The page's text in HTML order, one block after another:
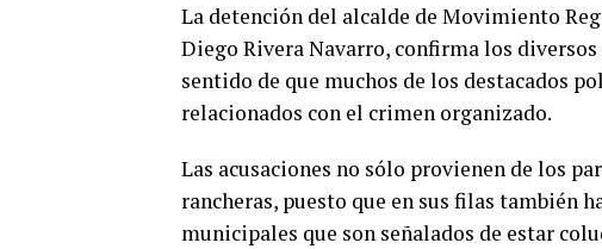
La detención del alcalde de Movimiento
Diego Rivera Navarro, confirma los
sentido de que muchos de los destacados
relacionados con el crimen organizado.
Las acusaciones no sólo provienen de los
rancheras, puesto que en sus filas también
municipales que son señalados de estar